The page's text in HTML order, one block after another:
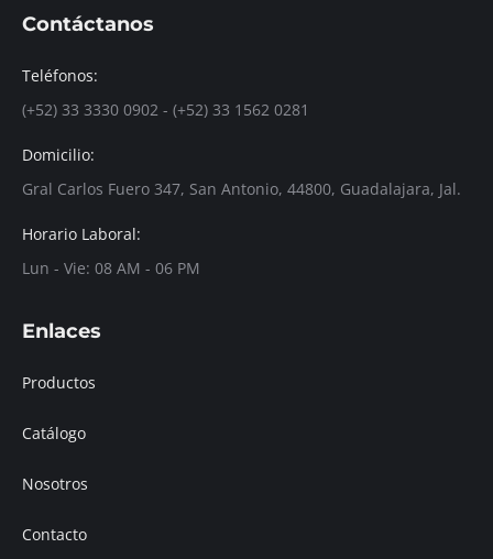
Contáctanos
Teléfonos:
(+52) 33 3330 0902 - (+52) 33 1562 0281
Domicilio:
Gral Carlos Fuero 347, San Antonio, 44800, Guadalajara, Jal.
Horario Laboral:
Lun - Vie: 08 AM - 06 PM
Enlaces
Productos
Catálogo
Nosotros
Contacto